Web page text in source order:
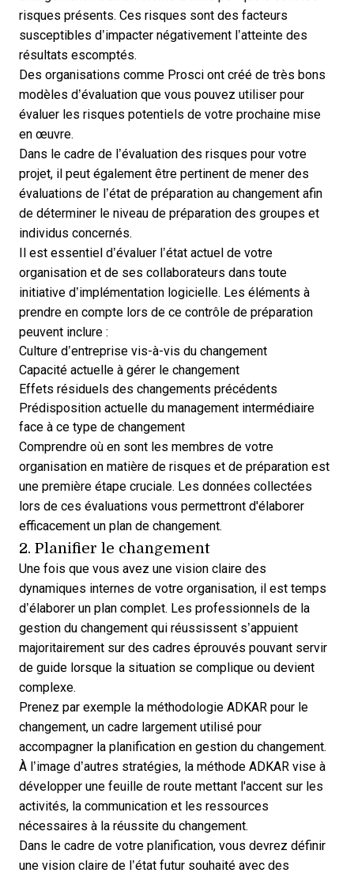
risques présents. Ces risques sont des facteurs
susceptibles d’impacter négativement l’atteinte des
résultats escomptés.
Des organisations comme Prosci ont créé de très bons
modèles d’évaluation que vous pouvez utiliser pour
évaluer les risques potentiels de votre prochaine mise
en œuvre.
Dans le cadre de l’évaluation des risques pour votre
projet, il peut également être pertinent de mener des
évaluations de l’état de préparation au changement afin
de déterminer le niveau de préparation des groupes et
individus concernés.
Il est essentiel d’évaluer l’état actuel de votre
organisation et de ses collaborateurs dans toute
initiative d’implémentation logicielle. Les éléments à
prendre en compte lors de ce contrôle de préparation
peuvent inclure :
Culture d’entreprise vis-à-vis du changement
Capacité actuelle à gérer le changement
Effets résiduels des changements précédents
Prédisposition actuelle du management intermédiaire
face à ce type de changement
Comprendre où en sont les membres de votre
organisation en matière de risques et de préparation est
une première étape cruciale. Les données collectées
lors de ces évaluations vous permettront d'élaborer
efficacement un plan de changement.
2. Planifier le changement
Une fois que vous avez une vision claire des
dynamiques internes de votre organisation, il est temps
d’élaborer un plan complet. Les professionnels de la
gestion du changement qui réussissent s’appuient
majoritairement sur des cadres éprouvés pouvant servir
de guide lorsque la situation se complique ou devient
complexe.
Prenez par exemple la méthodologie ADKAR pour le
changement, un cadre largement utilisé pour
accompagner la planification en gestion du changement.
À l’image d’autres stratégies, la méthode ADKAR vise à
développer une feuille de route mettant l'accent sur les
activités, la communication et les ressources
nécessaires à la réussite du changement.
Dans le cadre de votre planification, vous devrez définir
une vision claire de l’état futur souhaité avec des